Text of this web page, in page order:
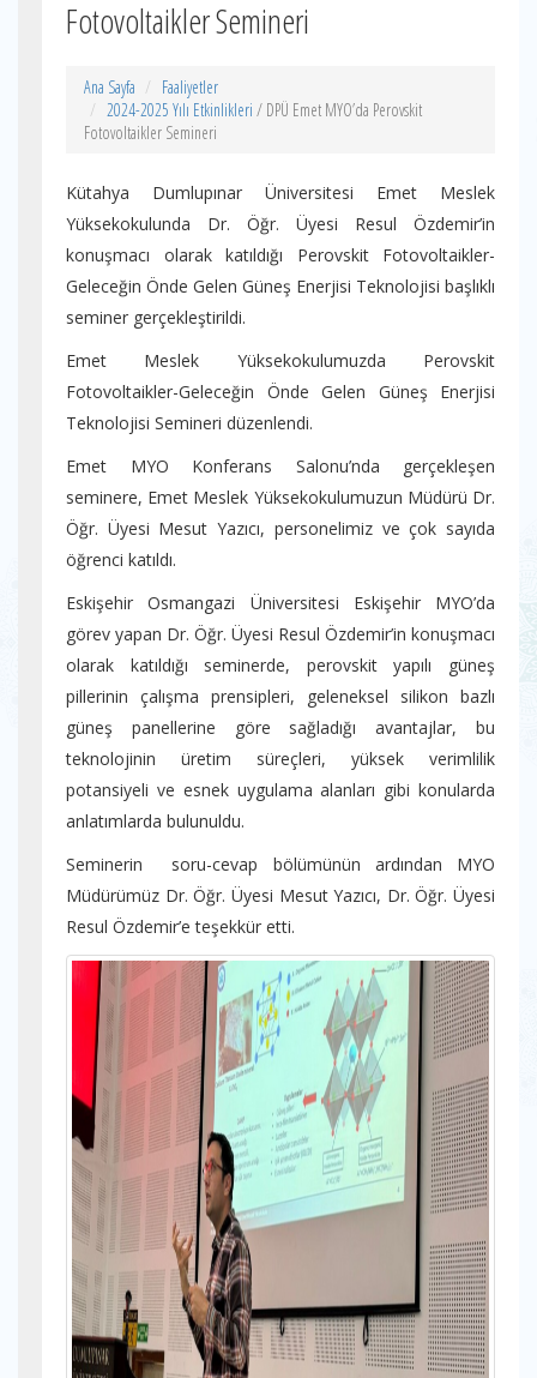
Fotovoltaikler Semineri
Ana Sayfa
Faaliyetler
2024-2025 Yılı Etkinlikleri / DPÜ Emet MYO’da Perovskit
Fotovoltaikler Semineri
Kütahya Dumlupınar Üniversitesi Emet Meslek
Yüksekokulunda Dr. Öğr. Üyesi Resul Özdemir’in
konuşmacı olarak katıldığı Perovskit Fotovoltaikler-
Geleceğin Önde Gelen Güneş Enerjisi Teknolojisi başlıklı
seminer gerçekleştirildi.
Emet Meslek Yüksekokulumuzda Perovskit
Fotovoltaikler-Geleceğin Önde Gelen Güneş Enerjisi
Teknolojisi Semineri düzenlendi.
Emet MYO Konferans Salonu’nda gerçekleşen
seminere, Emet Meslek Yüksekokulumuzun Müdürü Dr.
Öğr. Üyesi Mesut Yazıcı, personelimiz ve çok sayıda
öğrenci katıldı.
Eskişehir Osmangazi Üniversitesi Eskişehir MYO’da
görev yapan Dr. Öğr. Üyesi Resul Özdemir’in konuşmacı
olarak katıldığı seminerde, perovskit yapılı güneş
pillerinin çalışma prensipleri, geleneksel silikon bazlı
güneş panellerine göre sağladığı avantajlar, bu
teknolojinin üretim süreçleri, yüksek verimlilik
potansiyeli ve esnek uygulama alanları gibi konularda
anlatımlarda bulunuldu.
Seminerin soru-cevap bölümünün ardından MYO
Müdürümüz Dr. Öğr. Üyesi Mesut Yazıcı, Dr. Öğr. Üyesi
Resul Özdemir’e teşekkür etti.